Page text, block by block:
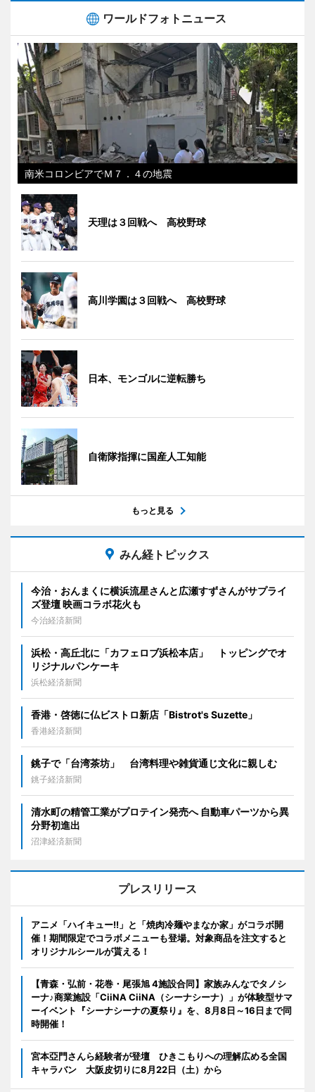
ワールドフォトニュース
南米コロンビアでＭ７．４の地震
天理は３回戦へ 高校野球
高川学園は３回戦へ 高校野球
日本、モンゴルに逆転勝ち
自衛隊指揮に国産人工知能
もっと見る
みん経トピックス
今治・おんまくに横浜流星さんと広瀬すずさんがサプライ
ズ登壇 映画コラボ花火も
今治経済新聞
浜松・高丘北に「カフェロブ浜松本店」 トッピングでオ
リジナルパンケーキ
浜松経済新聞
香港・啓徳に仏ビストロ新店「Bistrot's Suzette」
香港経済新聞
銚子で「台湾茶坊」 台湾料理や雑貨通じ文化に親しむ
銚子経済新聞
清水町の精管工業がプロテイン発売へ 自動車パーツから異
分野初進出
沼津経済新聞
プレスリリース
アニメ「ハイキュー!!」と「焼肉冷麺やまなか家」がコラボ開
催！期間限定でコラボメニューも登場。対象商品を注文すると
オリジナルシールが貰える！
【青森・弘前・花巻・尾張旭 4施設合同】家族みんなでタノシ
ーナ♪商業施設「CiiNA CiiNA（シーナシーナ）」が体験型サマ
ーイベント『シーナシーナの夏祭り』を、8月8日～16日まで同
時開催！
宮本亞門さんら経験者が登壇 ひきこもりへの理解広める全国
キャラバン 大阪皮切りに8月22日（土）から